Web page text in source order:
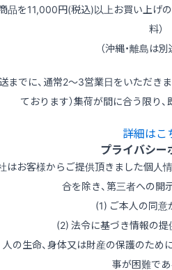
品を11,000円(税込)以上お買い上げ
料）
（沖縄・離島は別
までに、通常2～3営業日をいただき
ております）集荷が間に合う限り
詳細はこ
プライバシー
はお客様からご提供頂きました個人
合を除き、第三者への開
(1) ご本人の同意
(2) 法令に基づき情報の
の生命、身体又は財産の保護のため
事が困難で